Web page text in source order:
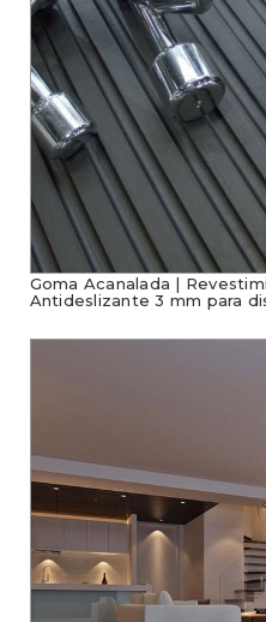
Goma Acanalada |
Antideslizante 3 mm para